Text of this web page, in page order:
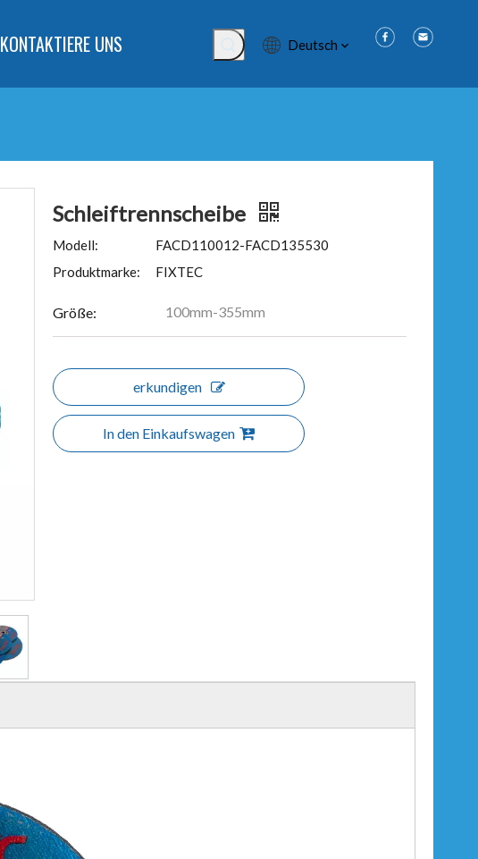
KONTAKTIERE UNS Deutsch
Schleiftrennscheibe
Modell:
FACD110012-FACD135530
Produktmarke:
FIXTEC
Größe: 100mm-355mm
erkundigen
In den Einkaufswagen